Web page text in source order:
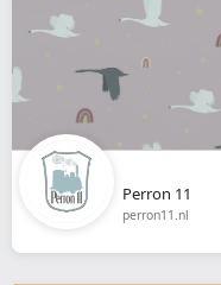
Perron 11
perron11.nl